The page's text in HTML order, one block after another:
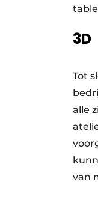
3D
Tot
alle
van